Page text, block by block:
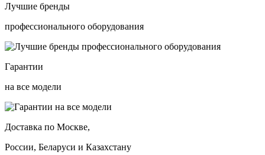
Лучшие бренды
профессионального оборудования
Гарантии
на все модели
Доставка по Москве,
России, Беларуси и Казахстану